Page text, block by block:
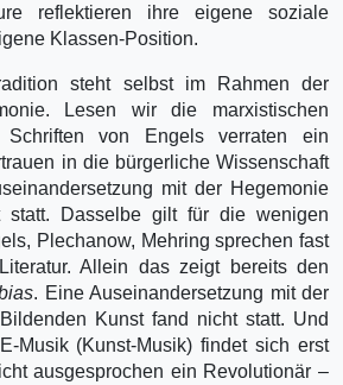
reflektieren ihre eigene soziale
Klassen-Position.
steht selbst im Rahmen der
Lesen wir die marxistischen
von Engels verraten ein
in die bürgerliche Wissenschaft
mit der Hegemonie
statt. Dasselbe gilt für die wenigen
Plechanow, Mehring sprechen fast
Allein das zeigt bereits den
. Eine Auseinandersetzung mit der
Kunst fand nicht statt. Und
Musik (Kunst-Musik) findet sich erst
ausgesprochen ein Revolutionär –